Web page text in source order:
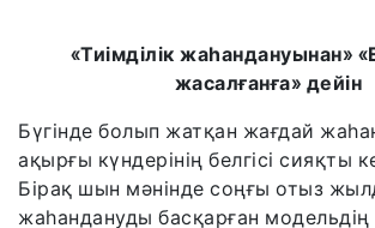
«Тиімділікжаһандануынан»
жасалғанға» дейін
Бүгінде болып жатқан жағдай
ақырғы күндерінің белгісі сияқты
Бірақ шын мәнінде соңғы отыз
жаһандануды басқарған модельдің